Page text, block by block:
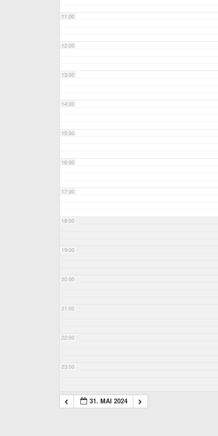
11:00
12:00
13:00
14:00
15:00
16:00
17:00
18:00
19:00
20:00
21:00
22:00
23:00
31. MAI 2024